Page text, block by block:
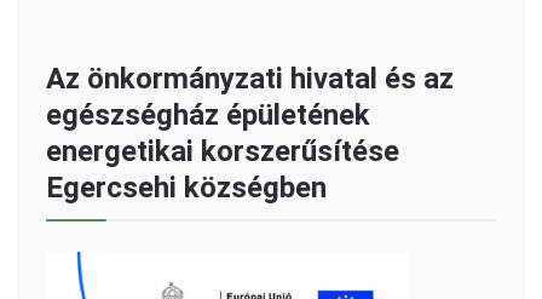
Az önkormányzati hivatal és az
egészségház épületének
energetikai korszerűsítése
Egercsehi községben